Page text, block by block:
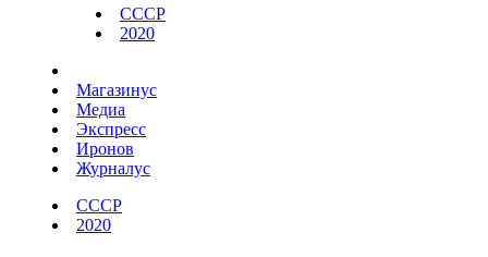
СССР
2020
Магазинус
Медиа
Экспресс
Иронов
Журналус
СССР
2020